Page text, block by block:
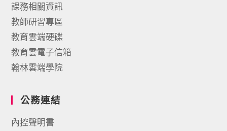
課務相關資訊
教師研習專區
教育雲端硬碟
教育雲電子信箱
翰林雲端學院
公務連結
內控聲明書